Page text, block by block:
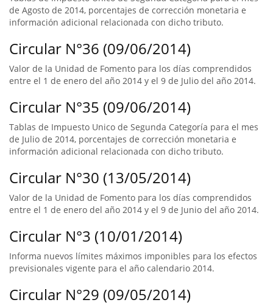
de Agosto de 2014, porcentajes de corrección monetaria e
información adicional relacionada con dicho tributo.
Circular N°36 (09/06/2014)
Valor de la Unidad de Fomento para los días comprendidos
entre el 1 de enero del año 2014 y el 9 de Julio del año 2014.
Circular N°35 (09/06/2014)
Tablas de Impuesto Unico de Segunda Categoría para el mes
de Julio de 2014, porcentajes de corrección monetaria e
información adicional relacionada con dicho tributo.
Circular N°30 (13/05/2014)
Valor de la Unidad de Fomento para los días comprendidos
entre el 1 de enero del año 2014 y el 9 de Junio del año 2014.
Circular N°3 (10/01/2014)
Informa nuevos límites máximos imponibles para los efectos
previsionales vigente para el año calendario 2014.
Circular N°29 (09/05/2014)